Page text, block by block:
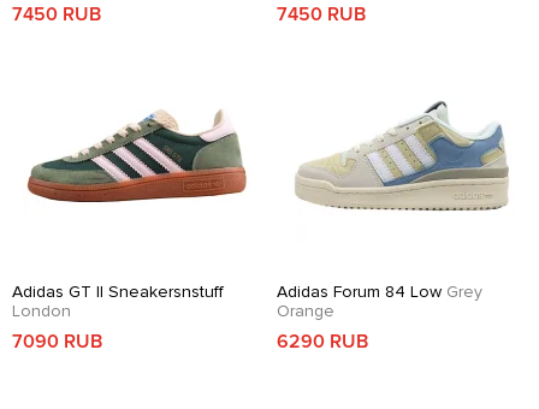
7450 RUB 7450 RUB
Adidas GT II Sneakersnstuff
London
7090 RUB
Adidas Forum 84 Low Grey
Orange
6290 RUB